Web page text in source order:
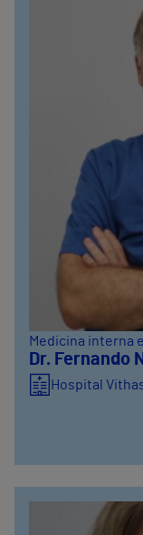
Medicina interna
Dr. Fernando
Hospital